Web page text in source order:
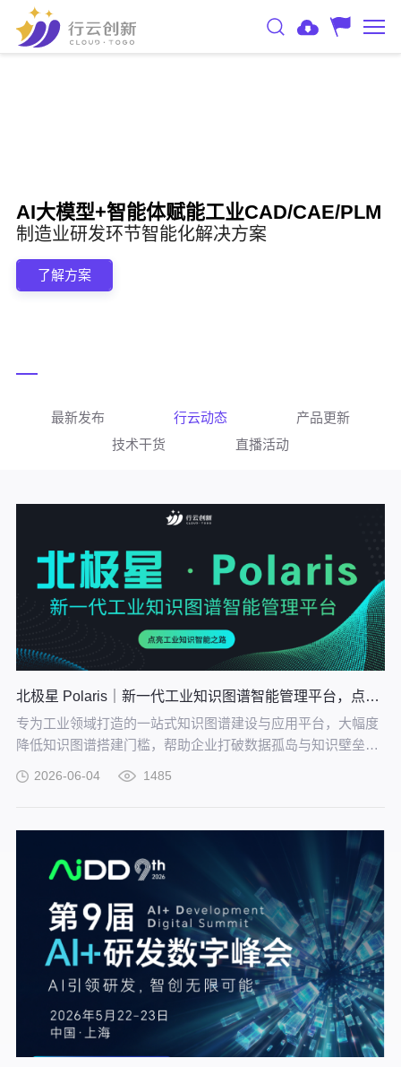
AI大模型+智能体赋能工业CAD/CAE/PLM
制造业研发环节智能化解决方案
了解方案
最新发布 行云动态
产品更新
技术干货
直播活动
北极星 Polaris｜新一代工业知识图谱智能管理平台，点亮工业知识智能之路
专为工业领域打造的一站式知识图谱建设与应用平台，大幅度
降低知识图谱搭建门槛，帮助企业打破数据孤岛与知识壁垒，
的图谱构建与智能推理能力，打造企业级智能决策新引擎，赋
2026-06-04 1485